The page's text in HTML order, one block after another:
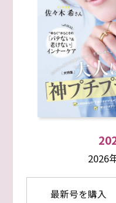
2026
最新号を購入